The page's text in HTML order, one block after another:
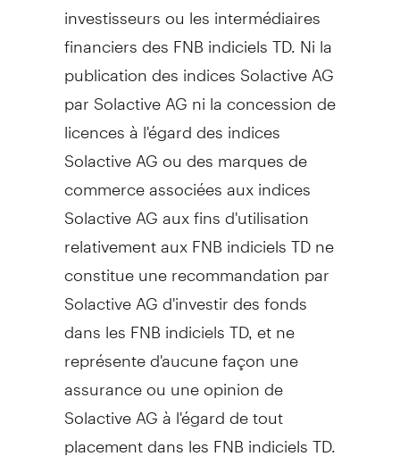
investisseurs ou les intermédiaires
financiers des FNB indiciels TD. Ni la
publication des indices Solactive AG
par Solactive AG ni la concession de
licences à l'égard des indices
Solactive AG ou des marques de
commerce associées aux indices
Solactive AG aux fins d'utilisation
relativement aux FNB indiciels TD ne
constitue une recommandation par
Solactive AG d'investir des fonds
dans les FNB indiciels TD, et ne
représente d'aucune façon une
assurance ou une opinion de
Solactive AG à l'égard de tout
placement dans les FNB indiciels TD.